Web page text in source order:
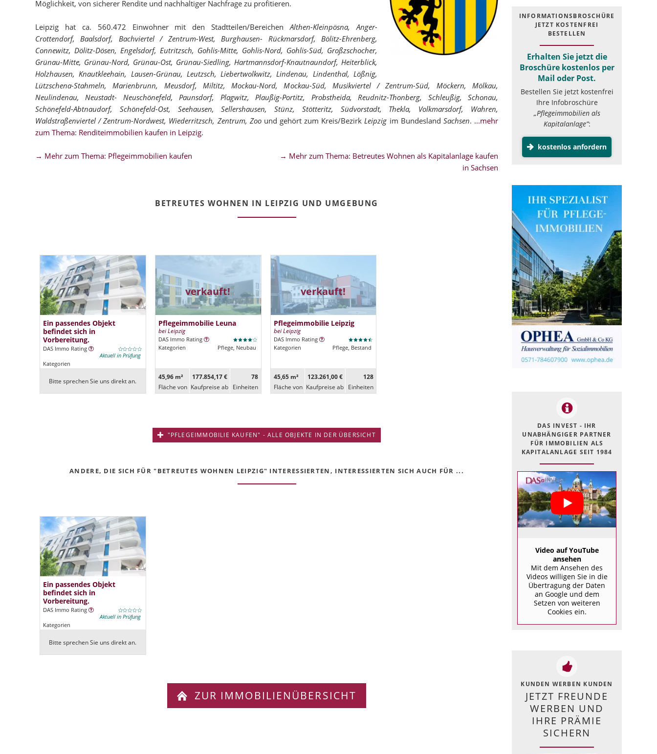
Möglichkeit, von sicherer Rendite und nachhaltiger Nachfrage zu profitieren.
Leipzig hat ca. 560.472 Einwohner mit den Stadtteilen/BereichenAlthen-Kleinpösna, Anger-
Crottendorf, Baalsdorf, Bachviertel / Zentrum-West, Burghausen- Rückmarsdorf, Bölitz-Ehrenberg,
Connewitz, Dölitz-Dösen, Engelsdorf, Eutritzsch, Gohlis-Mitte, Gohlis-Nord, Gohlis-Süd, Großzschocher,
Grünau-Mitte, Grünau-Nord, Grünau-Ost, Grünau-Siedling, Hartmannsdorf-Knautnaundorf, Heiterblick,
Holzhausen, Knautkleehain, Lausen-Grünau, Leutzsch, Liebertwolkwitz, Lindenau, Lindenthal, Lößnig,
Lützschena-Stahmeln, Marienbrunn, Meusdorf, Miltitz, Mockau-Nord, Mockau-Süd, Musikviertel / Zentrum-Süd, Möckern, Mölkau,
Neulindenau, Neustadt- Neuschönefeld, Paunsdorf, Plagwitz, Plaußig-Portitz, Probstheida, Reudnitz-Thonberg, Schleußig, Schonau,
Schönefeld-Abtnaudorf, Schönefeld-Ost, Seehausen, Sellershausen, Stünz, Stötteritz, Südvorstadt, Thekla, Volkmarsdorf, Wahren,
Waldstraßenviertel / Zentrum-Nordwest, Wiederritzsch, Zentrum, Zoound gehört zum Kreis/BezirkLeipzig im Bundesland Sachsen. ...mehr
zum Thema: Renditeimmobilien kaufen in Leipzig.
→ Mehr zum Thema: Pflegeimmobilien kaufen
→ Mehr zum Thema: Betreutes Wohnen als Kapitalanlage kaufen
in Sachsen
BETREUTES WOHNEN IN LEIPZIG UND UMGEBUNG
Ein passendes Objekt
befindet sich in
Vorbereitung.
DAS Immo Rating
Aktuell in Prüfung
Kategorien
Bitte sprechen Sie uns direkt an.
verkauft!
Pflegeimmobilie Leuna
bei Leipzig
DAS Immo Rating
Kategorien
Pflege, Neubau
45,96 m²
Fläche von
177.854,17 €
Kaufpreise ab
78
Ein­heiten
verkauft!
Pflegeimmobilie Leipzig
bei Leipzig
DAS Immo Rating
Kategorien
Pflege, Bestand
45,65 m²
Fläche von
123.261,00 €
Kaufpreise ab
128
Ein­heiten
"PFLEGEIMMOBILIE KAUFEN" - ALLE OBJEKTE IN DER ÜBERSICHT
ANDERE, DIE SICH FÜR "BETREUTES WOHNEN LEIPZIG" INTERESSIERTEN, INTERESSIERTEN SICH AUCH FÜR ...
Ein passendes Objekt
befindet sich in
Vorbereitung.
DAS Immo Rating
Aktuell in Prüfung
Kategorien
Bitte sprechen Sie uns direkt an.
ZUR IMMOBILIENÜBERSICHT
INFOR­MATIONS­BROSCHÜRE
JETZT KOSTEN­FREI
BESTELLEN
Erhalten Sie jetzt die
Broschüre kostenlos per
Mail oder Post.
Bestellen Sie jetzt kostenfrei
Ihre Infobroschüre
„Pflegeimmobilien als
Kapitalanlage”:
kostenlos anfordern
DAS INVEST - IHR
UNABHÄNGIGER PARTNER
FÜR IMMOBILIEN ALS
KAPITALANLAGE SEIT 1984
Video auf YouTube
ansehen
Mit dem Ansehen des
Videos willigen Sie in die
Übertragung der Daten
an Google und dem
Setzen von weiteren
Cookies ein.
KUNDEN WERBEN KUNDEN
JETZT FREUNDE
WERBEN UND
IHRE PRÄMIE
SICHERN